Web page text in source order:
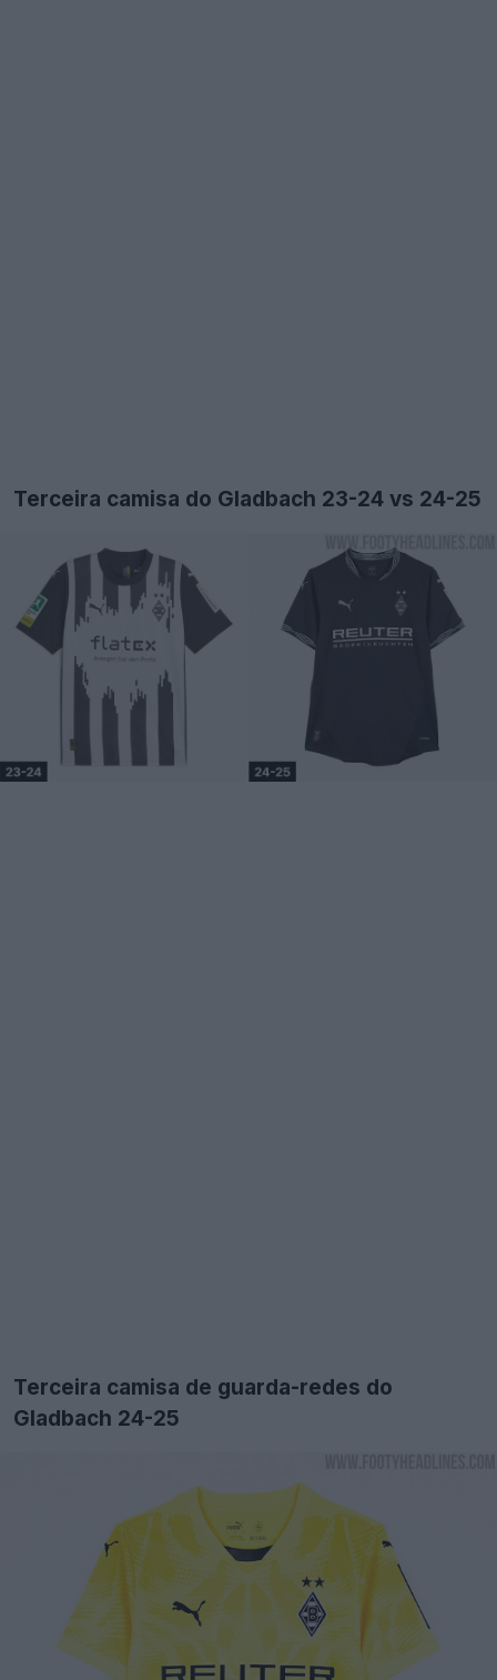
Terceira camisa do Gladbach 23-24 vs 24-25
Terceira camisa de guarda-redes do
Gladbach 24-25